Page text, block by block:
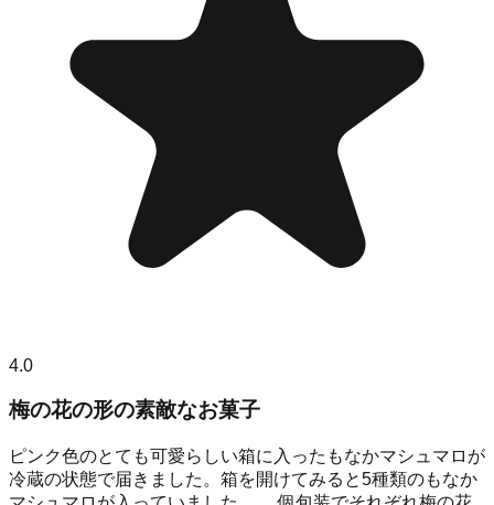
4.0
梅の花の形の素敵なお菓子
ピンク色のとても可愛らしい箱に入ったもなかマシュマロが
冷蔵の状態で届きました。箱を開けてみると5種類のもなか